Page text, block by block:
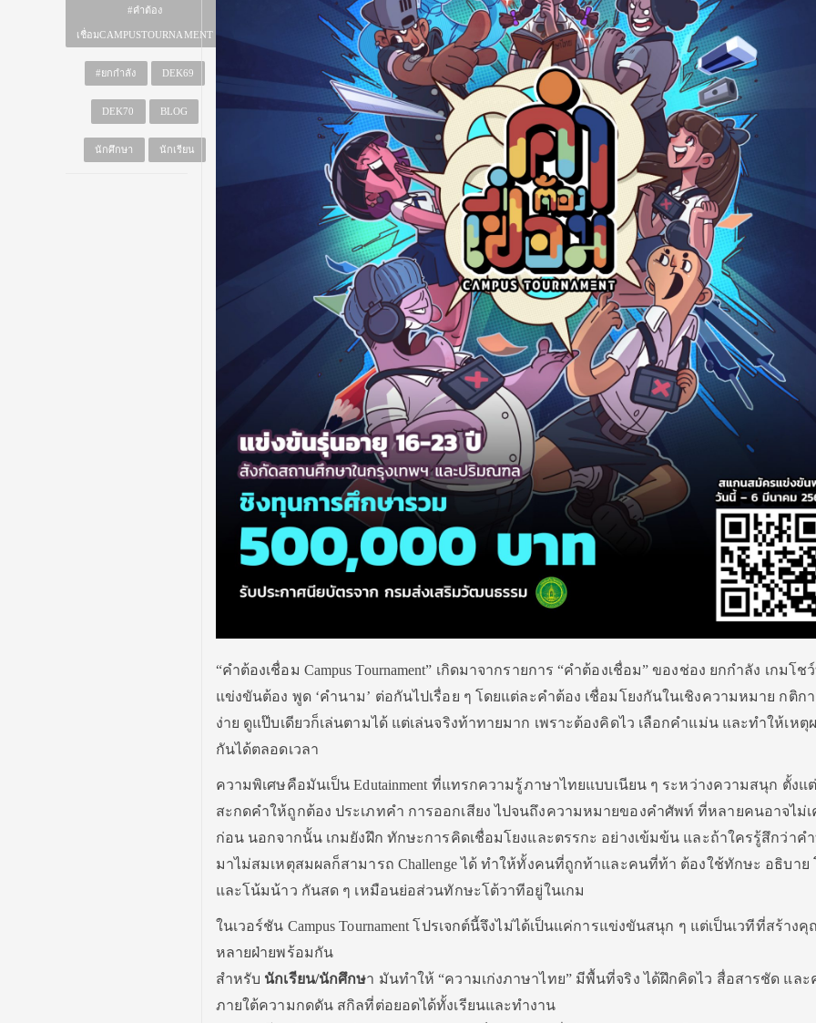
#คำต้อง
เชื่อมCAMPUSTOURNAMENT
#ยกกำลัง DEK69
DEK70 BLOG
นักศึกษา นักเรียน
“คำต้องเชื่อม Campus Tournament” เกิดมาจากรายการ “คำต้องเชื่อม” ของช่อง ยกกำลัง เกมโช
แข่งขันต้อง พูด ‘คำนาม’ ต่อกันไปเรื่อย ๆ โดยแต่ละคำต้อง เชื่อมโยงกันในเชิงความหมาย กติกา
ง่าย ดูแป๊บเดียวก็เล่นตามได้ แต่เล่นจริงท้าทายมาก เพราะต้องคิดไว เลือกคำแม่น และทำให้เห
กันได้ตลอดเวลา
ความพิเศษคือมันเป็น Edutainment ที่แทรกความรู้ภาษาไทยแบบเนียน ๆ ระหว่างความสนุก ตั้งแ
สะกดคำให้ถูกต้อง ประเภทคำ การออกเสียง ไปจนถึงความหมายของคำศัพท์ ที่หลายคนอาจไม่
ก่อน นอกจากนั้น เกมยังฝึก ทักษะการคิดเชื่อมโยงและตรรกะ อย่างเข้มข้น และถ้าใครรู้สึกว่าค
มาไม่สมเหตุสมผลก็สามารถ Challenge ได้ ทำให้ทั้งคนที่ถูกท้าและคนที่ท้า ต้องใช้ทักษะ อธิบาย
และโน้มน้าว กันสด ๆ เหมือนย่อส่วนทักษะโต้วาทีอยู่ในเกม
ในเวอร์ชัน Campus Tournament โปรเจกต์นี้จึงไม่ได้เป็นแค่การแข่งขันสนุก ๆ แต่เป็นเวทีที่สร้าง
หลายฝ่ายพร้อมกัน
สำหรับ นักเรียน/นักศึกษา มันทำให้ “ความเก่งภาษาไทย” มีพื้นที่จริง ได้ฝึกคิดไว สื่อสารชัด แล
ภายใต้ความกดดัน สกิลที่ต่อยอดได้ทั้งเรียนและทำงาน